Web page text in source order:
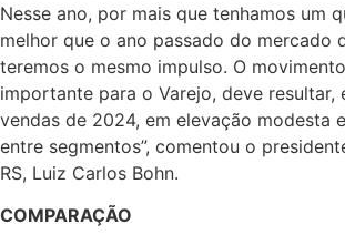
Nesse ano, por mais que tenhamos um
melhor que o ano passado do mercado
teremos o mesmo impulso. O
importante para o Varejo, deve resultar,
vendas de 2024, em elevação modesta
entre segmentos”, comentou o
RS, Luiz Carlos Bohn.
COMPARAÇÃO